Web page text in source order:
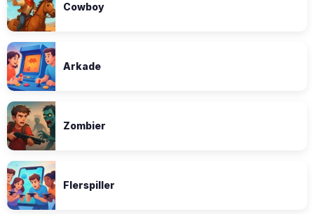
Cowboy
Arkade
Zombier
Flerspiller